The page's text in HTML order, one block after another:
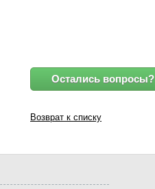
Остались
Возврат к списку